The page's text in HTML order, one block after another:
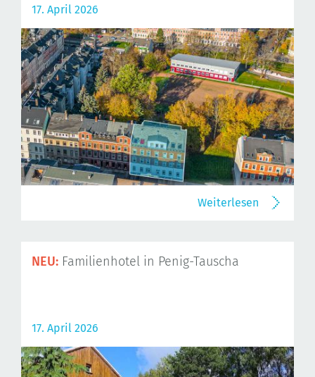
17. April 2026
Weiterlesen
NEU: Familienhotel in Penig-Tauscha
17. April 2026